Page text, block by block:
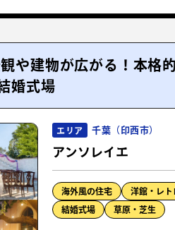
や建物が広がる！本格
婚式場
エリア 千葉（印西市）
アンソレイエ
海外風の住宅 洋館・レト
結婚式場 草原・芝生